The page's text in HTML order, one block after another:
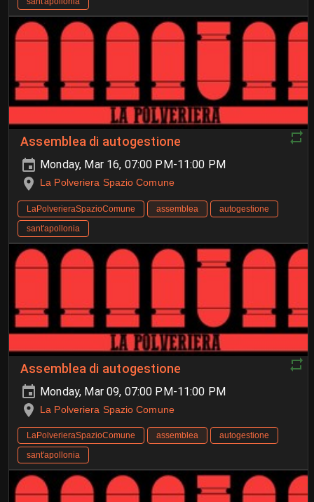
Assemblea di autogestione
Monday, Mar 16, 07:00 PM-11:00 PM
La Polveriera Spazio Comune
LaPolverieraSpazioComune assemblea
autogestione
sant'apollonia
Assemblea di autogestione
Monday, Mar 09, 07:00 PM-11:00 PM
La Polveriera Spazio Comune
LaPolverieraSpazioComune assemblea
autogestione
sant'apollonia